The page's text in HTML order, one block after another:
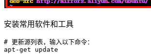
安装常用软件和工具
# 更新源列表，输入以下命令：
apt-get update